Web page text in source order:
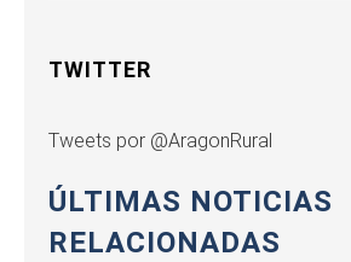
TWITTER
Tweets por @AragonRural
ÚLTIMAS NOTICIAS
RELACIONADAS